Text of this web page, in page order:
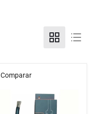
Comparar